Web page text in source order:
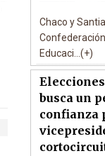
Chaco y
Educaci...(+)
busca un
confianza